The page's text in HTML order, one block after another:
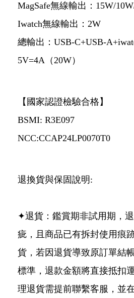
MagSafe無線輸出：15W/
Iwatch無線輸出：2W
總輸出：USB-C+USB-
5V=4A（20W）
【國家認證檢驗合格】
BSMI: R3E097
NCC:CCAP24LP0070T0
退換貨與保固說明:
✦退貨：鑑賞期非試用期，
疵，且商品已有拆封使用痕
貨，若因退貨導致原訂單結
標準，退款金額將直接抵扣
理退貨需提前聯繫客服，並